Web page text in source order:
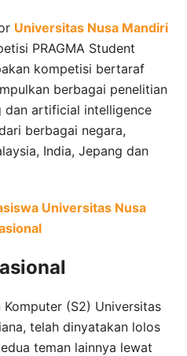
Universitas Nusa Mandiri
PRAGMA Student
kompetisi bertaraf
berbagai penelitian
dan artificial intelligence
berbagai negara,
India, Jepang dan
Universitas Nusa
Komputer (S2) Universitas
telah dinyatakan lolos
teman lainnya lewat